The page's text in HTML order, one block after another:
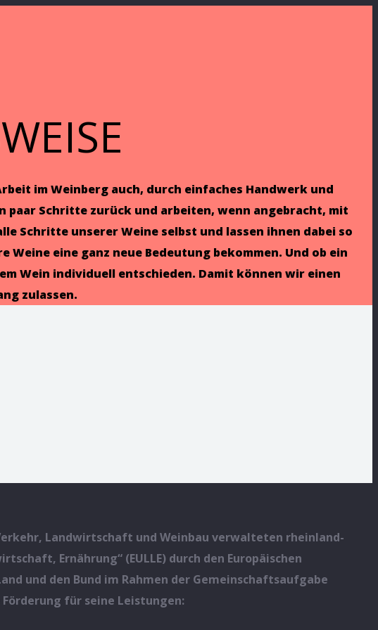
im Weinberg auch, durch einfaches Handwerk und
Schritte zurück und arbeiten, wenn angebracht, mit
Schritte unserer Weine selbst und lassen ihnen dabei so
eine ganz neue Bedeutung bekommen. Und ob ein
Wein individuell entschieden. Damit können wir einen
zulassen.
Landwirtschaft und Weinbau verwalteten rheinland-
Ernährung“ (EULLE) durch den Europäischen
und den Bund im Rahmen der Gemeinschaftsaufgabe
für seine Leistungen: